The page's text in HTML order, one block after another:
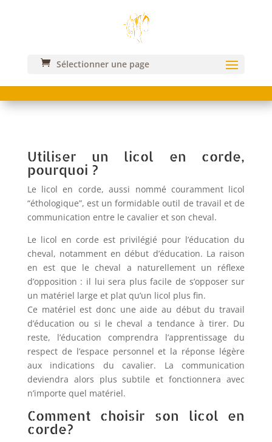
Sélectionner une page
COMMENT FAIRE LE NŒUD DU LICOL
Utiliser un licol en corde,
pourquoi ?
Le licol en corde, aussi nommé couramment licol
“éthologique”, est un formidable outil de travail et de
communication entre le cavalier et son cheval.
Le licol en corde est privilégié pour l’éducation du
cheval, notamment en début d’éducation. La raison
en est que le cheval a naturellement un réflexe
d’opposition : il lui sera plus facile de s’opposer sur
un matériel large et plat qu’un licol plus fin.
Ce matériel est donc une aide au début du travail
d’éducation ou si le cheval a tendance à tirer. Du
reste, l’éducation comprendra l’apprentissage du
respect de l’espace personnel et la réponse légère
aux indications du cavalier. La communication
deviendra alors plus subtile et fonctionnera avec
n’importe quel matériel.
Comment choisir son licol en
corde?